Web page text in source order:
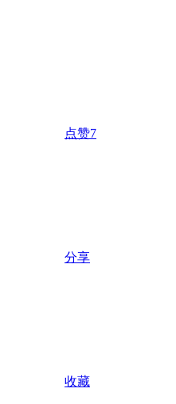
点赞7
分享
收藏